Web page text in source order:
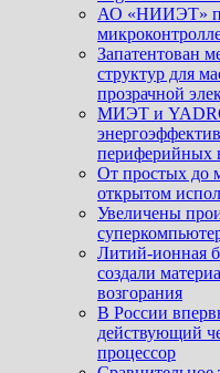
АО «НИИЭТ»
Запатентован
структур для
прозрачной
МИЭТ и
периферийных
От простых до
открытом
Увеличены
Литий-ионная
создали
возгорания
В России
действующий
процессор